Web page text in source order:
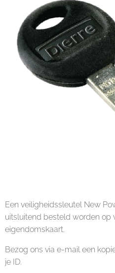
Een veiligheidssleutel New
uitsluitend besteld worden op
eigendomskaart.
Bezog ons via e-mail een
je ID.